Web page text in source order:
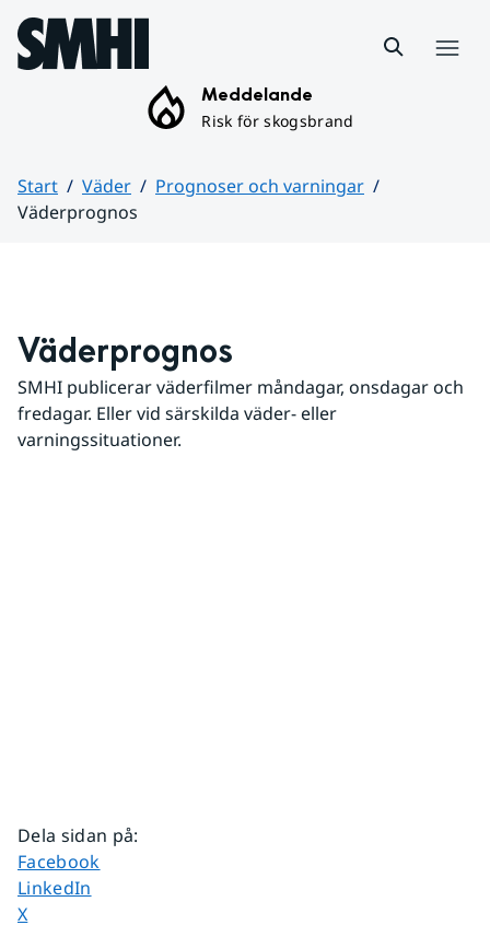
Hoppa till sidans innehåll
Meddelande
Risk för skogsbrand
Start Väder
Prognoser och varningar
Väderprognos
Väderprognos
SMHI publicerar väderfilmer måndagar, onsdagar och
fredagar. Eller vid särskilda väder- eller
varningssituationer.
Dela sidan på:
Dela sidan på
Facebook
Dela sidan på
LinkedIn
Dela sidan på
X